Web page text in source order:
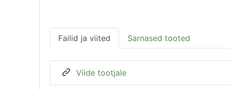
Failid ja viited Sarnased tooted
Viide tootjale